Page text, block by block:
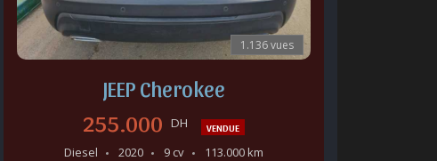
1.136 vues
JEEP Cherokee
255.000 DH VENDUE
Diesel 2020 9 cv 113.000 km